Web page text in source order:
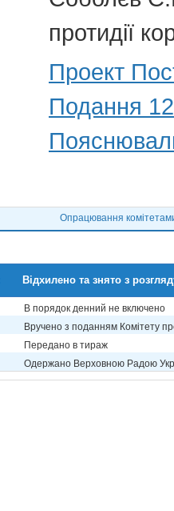
протидії
Проект
Подання
Опрацювання
Відхилено та знято з
В порядок денний не включено
Вручено з поданням Комітету
Передано в тираж
Одержано Верховною Радою